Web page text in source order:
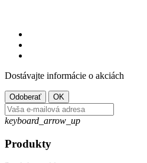
Dostávajte informácie o akciách
keyboard_arrow_up
Produkty